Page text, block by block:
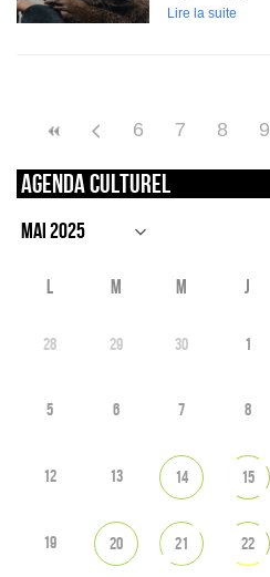
Lire la suite
6 7 8 9
Agenda culturel
L M M J
28 29 30 1
5 6 7 8
12 13 14 15
19 20 21 22